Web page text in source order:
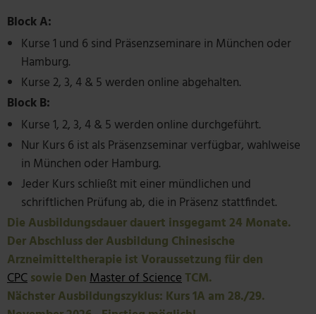
Block A:
Kurse 1 und 6 sind Präsenzseminare in München oder
Hamburg.
Kurse 2, 3, 4 & 5 werden online abgehalten.
Block B:
Kurse 1, 2, 3, 4 & 5 werden online durchgeführt.
Nur Kurs 6 ist als Präsenzseminar verfügbar, wahlweise
in München oder Hamburg.
Jeder Kurs schließt mit einer mündlichen und
schriftlichen Prüfung ab, die in Präsenz stattfindet.
Die Ausbildungsdauer dauert insgegamt 24 Monate.
Der Abschluss der Ausbildung Chinesische
Arzneimitteltherapie ist Voraussetzung für den
CPCsowie DenMaster of ScienceTCM.
Nächster Ausbildungszyklus: Kurs 1A am 28./29.